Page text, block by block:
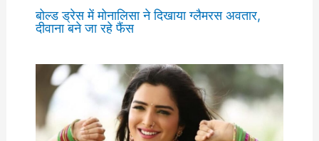
बोल्ड ड्रेस में मोनालिसा ने दिखाया ग्लैमरस अवतार,
दीवाना बने जा रहे फैंस